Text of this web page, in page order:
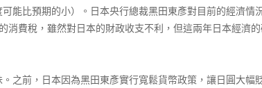
比預期的小）。日本央行總裁黑田東彥對目前的經濟情
費稅，雖然對日本的財政收支不利，但這兩年日本經濟
前，日本因為黑田東彥實行寬鬆貨幣政策，讓日圓大幅